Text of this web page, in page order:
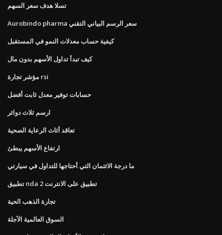
تسلا هدف سعر السهم
Aurobindo pharma سعر الرسم البياني التقني
كيفية حساب معدلات النمو في المستقبل
كيف تبدأ تداول الأسهم بدون مال
مؤشر تجارة rsi
حسابات توفير معدل ثابت أفضل
ارسم ثلاث دوائر
تعاقد أثاث الرعاية الصحية
ارتفاع الأسهم يبطئ
ما درجة الائتمان التي أحتاجها للتداول في سيارتي
تطبيق nda 2 تطبيق على الانترنت
تجارة الذهب الحية
السوق العالمية الآجلة